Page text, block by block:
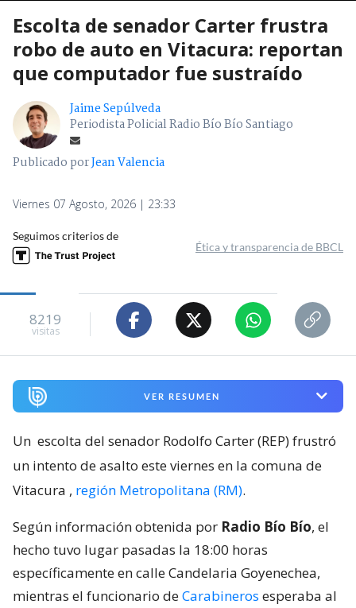
Escolta de senador Carter frustra
robo de auto en Vitacura: reportan
que computador fue sustraído
Jaime Sepúlveda
Periodista Policial Radio Bío Bío Santiago
Publicado porJean Valencia
Viernes 07 Agosto, 2026 | 23:33
Seguimos criterios de
Ética y transparencia de BBCL
8219
visitas
VER RESUMEN
Un escolta del senador Rodolfo Carter (REP) frustró
un intento de asalto este viernes en la comuna de
Vitacura , región Metropolitana (RM).
Según información obtenida por Radio Bío Bío, el
hecho tuvo lugar pasadas la 18:00 horas
específicamente en calle Candelaria Goyenechea,
mientras el funcionario deCarabineros esperaba al